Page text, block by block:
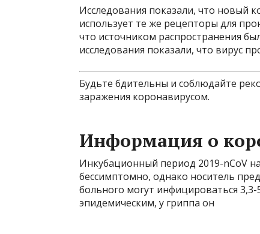
Исследования показали, что новый
использует те же рецепторы для
что источником распространения
исследования показали, что вирус
Будьте бдительны и соблюдайте
заражения коронавирусом.
Информация о
Инкубационный период 2019-nCoV
бессимптомно, однако носитель
больного могут инфицироваться
эпидемическим, у гриппа он